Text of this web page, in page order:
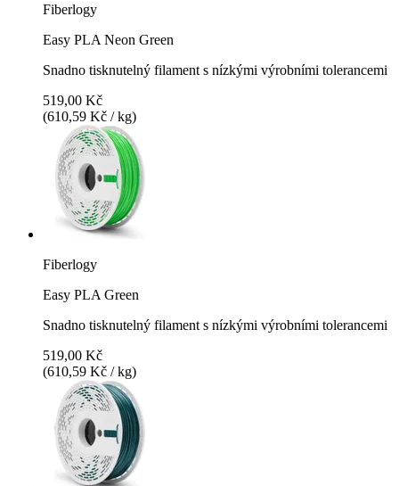
Fiberlogy
Easy PLA Neon Green
Snadno tisknutelný filament s nízkými výrobními tolerancemi
519,00 Kč
(610,59 Kč / kg)
Fiberlogy
Easy PLA Green
Snadno tisknutelný filament s nízkými výrobními tolerancemi
519,00 Kč
(610,59 Kč / kg)